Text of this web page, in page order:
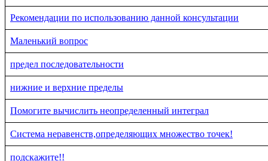
Рекомендации по использованию данной консультации
Маленький вопрос
предел последовательности
нижние и верхние пределы
Помогите вычислить неопределенный интеграл
Система неравенств,определяющих множество точек!
подскажите!!